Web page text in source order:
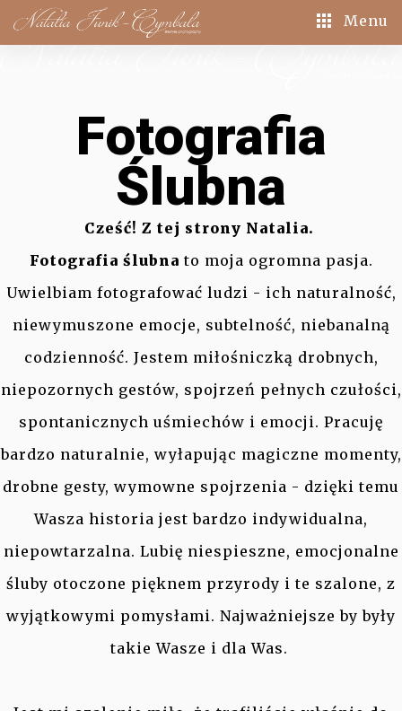
Menu
Fotografia
Ślubna
Cześć! Z tej strony Natalia.
Fotografia ślubna to moja ogromna pasja.
Uwielbiam fotografować ludzi - ich naturalność,
niewymuszone emocje, subtelność, niebanalną
codzienność. Jestem miłośniczką drobnych,
niepozornych gestów, spojrzeń pełnych czułości,
spontanicznych uśmiechów i emocji. Pracuję
bardzo naturalnie, wyłapując magiczne momenty,
drobne gesty, wymowne spojrzenia - dzięki temu
Wasza historia jest bardzo indywidualna,
niepowtarzalna. Lubię niespieszne, emocjonalne
śluby otoczone pięknem przyrody i te szalone, z
wyjątkowymi pomysłami. Najważniejsze by były
takie Wasze i dla Was.